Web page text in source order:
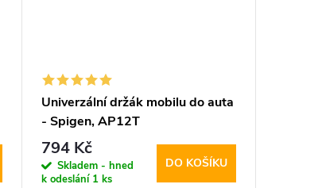
Univerzální držák mobilu do auta
- Spigen, AP12T
794 Kč
Skladem - hned
k odeslání 1 ks
DO KOŠÍKU